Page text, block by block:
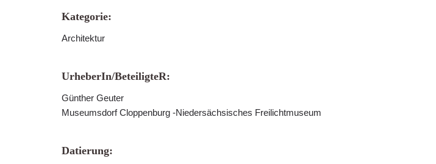
Kategorie:
Architektur
UrheberIn/BeteiligteR:
Günther Geuter
Museumsdorf Cloppenburg -Niedersächsisches Freilichtmuseum
Datierung: